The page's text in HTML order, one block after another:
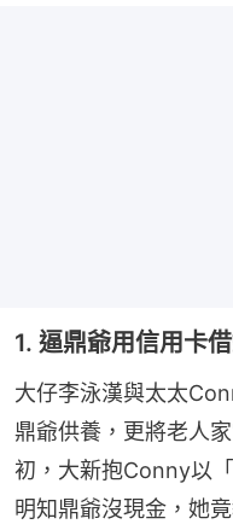
1. 逼鼎爺用信用卡
大仔李泳漢與太太
鼎爺供養，更將老人
初，大新抱Conny以
明知鼎爺沒現金，她